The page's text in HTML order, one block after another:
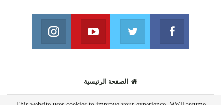
فايسبوك
انضم الينا انضم الينا
يوتيوب
انضم الينا
الصفحة الرئيسية